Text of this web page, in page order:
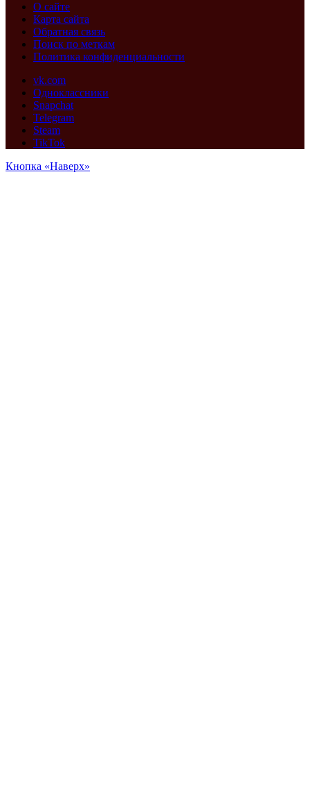
О сайте
Карта сайта
Обратная связь
Поиск по меткам
Политика конфиденциальности
vk.com
Одноклассники
Snapchat
Telegram
Steam
TikTok
Кнопка «Наверх»